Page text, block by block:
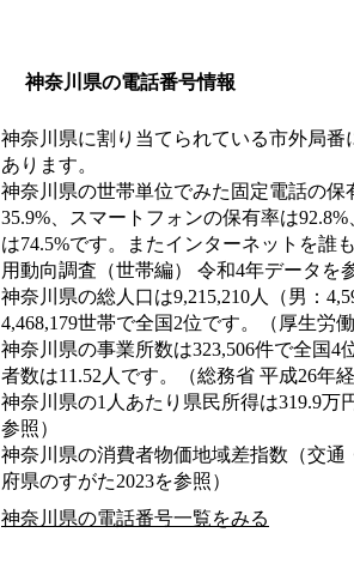
神奈川県の電話番号情報
神奈川県に割り当てられている市外局番
あります。
神奈川県の世帯単位でみた固定電話の保
35.9%、スマートフォンの保有率は
は74.5%です。またインターネットを誰
用動向調査（世帯編） 令和4年データを
神奈川県の総人口は9,215,210人（男：
4,468,179世帯で全国2位です。（厚生労
神奈川県の事業所数は323,506件で全国4
者数は11.52人です。（総務省 平成26年
神奈川県の1人あたり県民所得は319.9万
参照）
神奈川県の消費者物価地域差指数（交通
府県のすがた2023を参照）
神奈川県の電話番号一覧をみる